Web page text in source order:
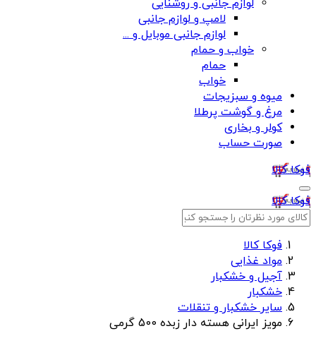
لوازم جانبی و روشنایی
لامپ و لوازم جانبی
لوازم جانبی موبایل و ...
خواب و حمام
حمام
خواب
میوه و سبزیجات
مرغ و گوشت پرطلا
کولر و بخاری
صورت حساب
فوکا کالا
فوکا کالا
فوکا کالا
مواد غذایی
آجیل و خشکبار
خشکبار
سایر خشکبار و تنقلات
مویز ایرانی هسته دار زبده 500 گرمی